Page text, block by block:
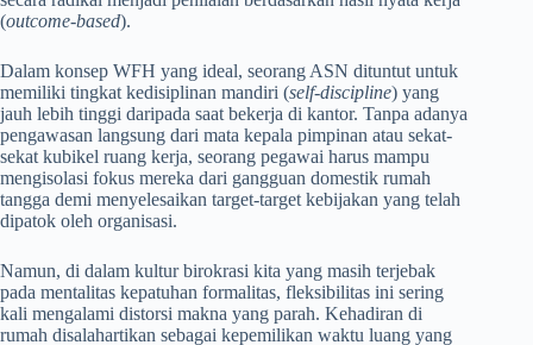
(outcome-based).
Dalam konsep WFH yang ideal, seorang ASN dituntut untuk
memiliki tingkat kedisiplinan mandiri (self-discipline) yang
jauh lebih tinggi daripada saat bekerja di kantor. Tanpa adanya
pengawasan langsung dari mata kepala pimpinan atau sekat-
sekat kubikel ruang kerja, seorang pegawai harus mampu
mengisolasi fokus mereka dari gangguan domestik rumah
tangga demi menyelesaikan target-target kebijakan yang telah
dipatok oleh organisasi.
Namun, di dalam kultur birokrasi kita yang masih terjebak
pada mentalitas kepatuhan formalitas, fleksibilitas ini sering
kali mengalami distorsi makna yang parah. Kehadiran di
rumah disalahartikan sebagai kepemilikan waktu luang yang